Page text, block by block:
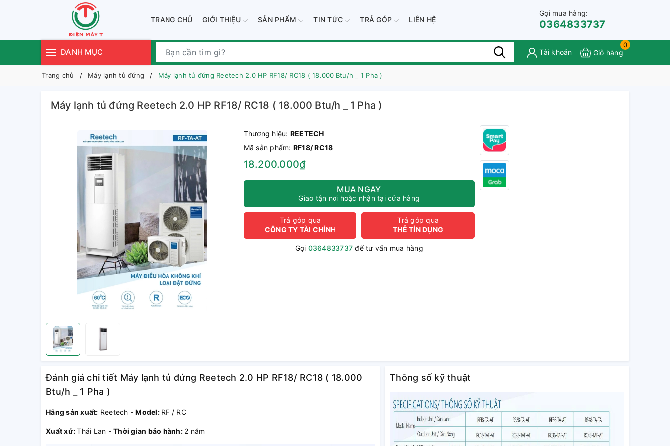
TRANG CHỦ GIỚI THIỆU SẢN PHẨM TIN TỨC TRẢ GÓP LIÊN HỆ
Gọi mua hàng:
0364833737
DANH MỤC Tài khoản
0
Giỏ hàng
Trang chủ Máy lạnh tủ đứng Máy lạnh tủ đứng Reetech 2.0 HP RF18/ RC18 ( 18.000 Btu/h _ 1 Pha )
Máy lạnh tủ đứng Reetech 2.0 HP RF18/ RC18 ( 18.000 Btu/h _ 1 Pha )
Thương hiệu: REETECH
Mã sản phẩm: RF18/ RC18
18.200.000₫
MUA NGAY
Giao tận nơi hoặc nhận tại cửa hàng
Trả góp qua
CÔNG TY TÀI CHÍNH
Trả góp qua
THẺ TÍN DỤNG
Gọi 0364833737 để tư vấn mua hàng
Đánh giá chi tiết Máy lạnh tủ đứng Reetech 2.0 HP RF18/ RC18 ( 18.000
Btu/h _ 1 Pha )
Hãng sản xuất: Reetech -Model: RF / RC
Xuất xứ:Thái Lan - Thời gian bảo hành: 2 năm
Thông số kỹ thuật